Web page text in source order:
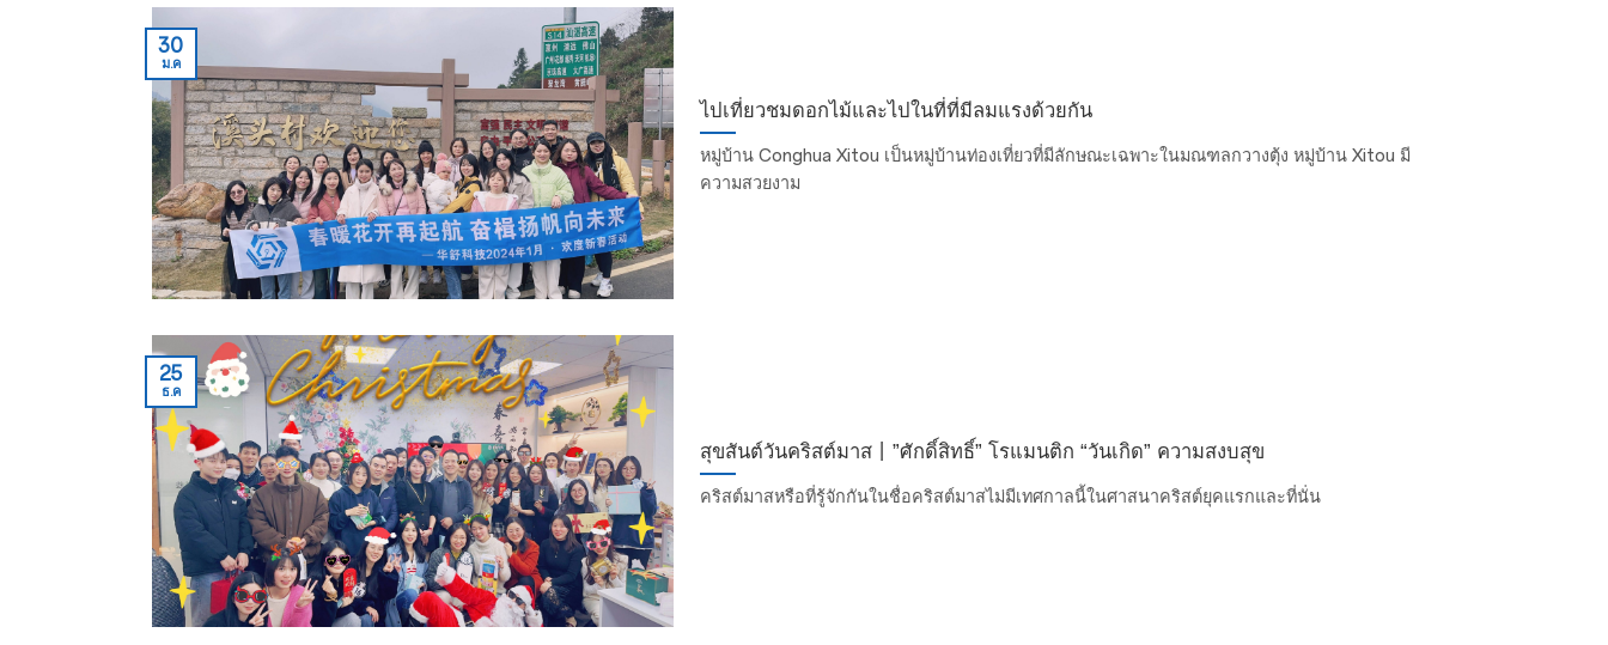
ไปเที่ยวชมดอกไม้และไปในที่ที่มีลมแรงด้วยกัน
หมู่บ้าน Conghua Xitou เป็นหมู่บ้านท่องเที่ยวที่มีลักษณะเฉพาะในมณฑลกวางตุ้ง หมู่บ้าน Xitou มี
ความสวยงาม
30
ม.ค
สุขสันต์วันคริสต์มาส丨”ศักดิ์สิทธิ์” โรแมนติก “วันเกิด” ความสงบสุข
คริสต์มาสหรือที่รู้จักกันในชื่อคริสต์มาสไม่มีเทศกาลนี้ในศาสนาคริสต์ยุคแรกและที่นั่น
25
ธ.ค